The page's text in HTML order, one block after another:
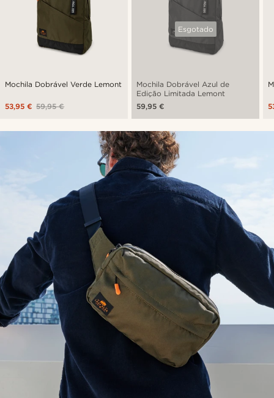
Mochila Dobrável Verde Lemont
59,95 €
53,95 €
Esgotado
Mochila Dobrável Azul de
Edição Limitada Lemont
59,95 €